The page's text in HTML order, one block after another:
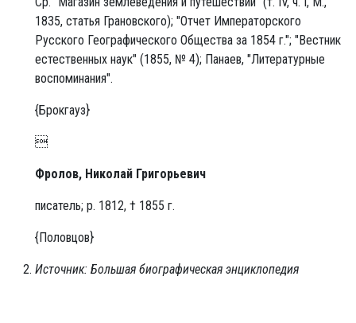
1835, статья Грановского); "Отчет Императорского
Русского Географического Общества за 1854 г."; "Вестник
естественных наук" (1855, № 4); Панаев, "Литературные
воспоминания".
{Брокгауз}

Фролов, Николай Григорьевич
писатель; р. 1812, † 1855 г.
{Половцов}
Источник: Большая биографическая энциклопедия